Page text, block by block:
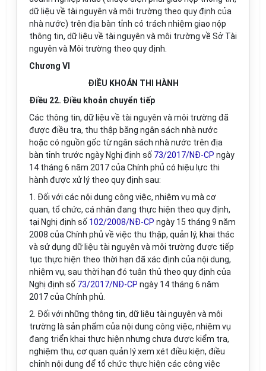
dữ liệu về tài nguyên và môi trường theo quy định của
nhà nước) trên địa bàn tỉnh có trách nhiệm giao nộp
thông tin, dữ liệu về tài nguyên và môi trường về Sở Tài
nguyên và Môi trường theo quy định.
Chương VI
ĐIỀU KHOẢN THI HÀNH
Điều 22. Điều khoản chuyển tiếp
Các thông tin, dữ liệu về tài nguyên và môi trường đã
được điều tra, thu thập bằng ngân sách nhà nước
hoặc có nguồn gốc từ ngân sách nhà nước trên địa
bàn tỉnh trước ngày Nghị định số 73/2017/NĐ-CP ngày
14 tháng 6 năm 2017 của Chính phủ có hiệu lực thi
hành được xử lý theo quy định sau:
1. Đối với các nội dung công việc, nhiệm vụ mà cơ
quan, tổ chức, cá nhân đang thực hiện theo quy định,
tại Nghị định số 102/2008/NĐ-CP ngày 15 tháng 9 năm
2008 của Chính phủ về việc thu thập, quản lý, khai thác
và sử dụng dữ liệu tài nguyên và môi trường được tiếp
tục thực hiện theo thời hạn đã xác định của nội dung,
nhiệm vụ, sau thời hạn đó tuân thủ theo quy định của
Nghị định số 73/2017/NĐ-CP ngày 14 tháng 6 năm
2017 của Chính phủ.
2. Đối với những thông tin, dữ liệu tài nguyên và môi
trường là sản phẩm của nội dung công việc, nhiệm vụ
đang triển khai thực hiện nhưng chưa được kiểm tra,
nghiệm thu, cơ quan quản lý xem xét điều kiện, điều
chỉnh nội dung để tổ chức thực hiện các công việc